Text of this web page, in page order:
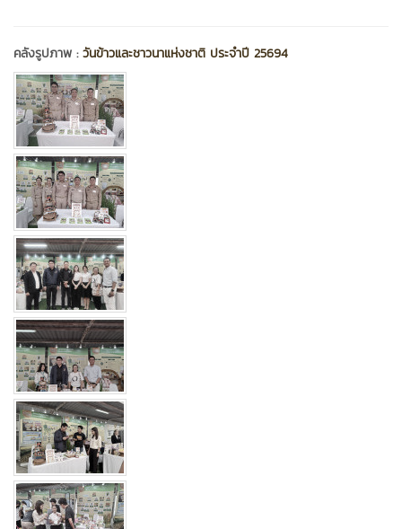
คลังรูปภาพ :วันข้าวและชาวนาแห่งชาติ ประจำปี 25694